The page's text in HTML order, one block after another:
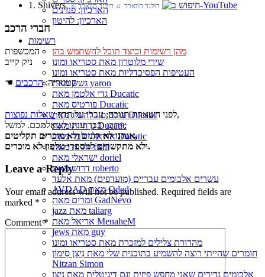
הארכיון: פנזינים
הארכיון: להיטון
רשימות
מהן רשימות וכיצד תוכל להשתמש בהן
שירי מלוטרון מאת סטריאו ומונו
העטיפות הפסיכדליות מאת סטריאו ומונו
גשש מאת yaron
גדי אלטמן מאת Ducatic
פורטיס מאת Ducatic
פורטיס - להשיג מאת Ducatic
גן חיות מאת Ducatic
אריאל זילבר מאת Ducatic
ילדות מאת fishi
ישראלי מאת doriel
דרוש מאת roberto
עשרים אלבומים עבריים (מועדפים) מאת אלעד
AVDAD מאת Oded
זמרים מאת GadNevo
jazz מאת taliarg
אריאל מאת MenaheM
jews מאת guy
מהדורת צלילים למזכרת מאת סטריאו ומונו
חומרים שהייתי רוצה להשמיע בתוכנית שלי מאת נִיצָן סִימוֹן
Nitzan Simon
אלבומים נדירים שאני מחפש פיזית וגם דיגיטלית מאת נִיצָן
1. Shivers © רולנד הווארד ♫ רולנד הווארד
חברי הרכב
המכשפות
ניק קייב
☚ קטגוריה:הרכבים
לפני השארת תגובה, עברו על הדףשאלות נפוצות
,
ייתכן וכבר ענינו לשאלתכם. למשל:
אנחנו לא קונים ולא מוכרים תקליטים,
ולא מתקשרים למספרי טלפון לא מוכרים.
Leave a Reply
Your email address will not be published. Required fields are
marked *
Comment*